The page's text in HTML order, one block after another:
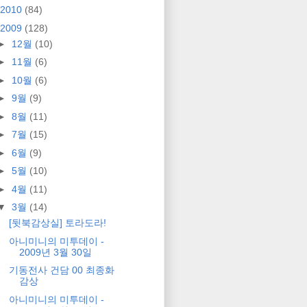
2010 (84)
2009 (128)
12월 (10)
11월 (6)
10월 (6)
9월 (9)
8월 (11)
7월 (15)
6월 (9)
5월 (10)
4월 (11)
3월 (14)
[뒷북감상실] 토라도라!
아니미니의 미투데이 -
2009년 3월 30일
기동전사 건담 00 최종화
감상
아니미니의 미투데이 -